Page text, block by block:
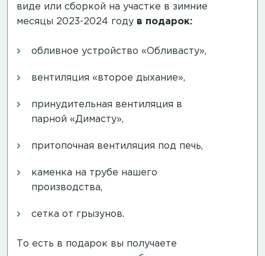
виде или сборкой на участке в зимние
месяцы 2023-2024 году в подарок:
обливное устройство «Обливасту»,
вентиляция «второе дыхание»,
принудительная вентиляция в
парной «Димасту»,
притопочная вентиляция под печь,
каменка на трубе нашего
производства,
сетка от грызунов.
То есть в подарок вы получаете